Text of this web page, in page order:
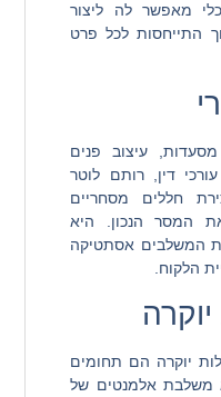
מאפשר לה ליצור
התייחסות לכל פרט
עיצוב פנים
דין, רותם לוטר
חללים מסחריים
המסר הנכון. היא
המשלבים אסתטיקה
הלקוח.
יוקרה
יוקרה הם תחומים
משלבת אלמנטים של